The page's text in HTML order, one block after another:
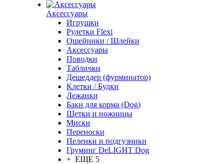
Аксессуары
Игрушки
Рулетки Flexi
Ошейники / Шлейки
Аксессуары
Поводки
Таблички
Дешеддер (фурминатор)
Клетки / Будки
Лежанки
Баки для корма (Dog)
Щетки и ножницы
Миски
Переноски
Пеленки и подгузники
Груминг DeLIGHT Dog
+ ЕЩЕ 5